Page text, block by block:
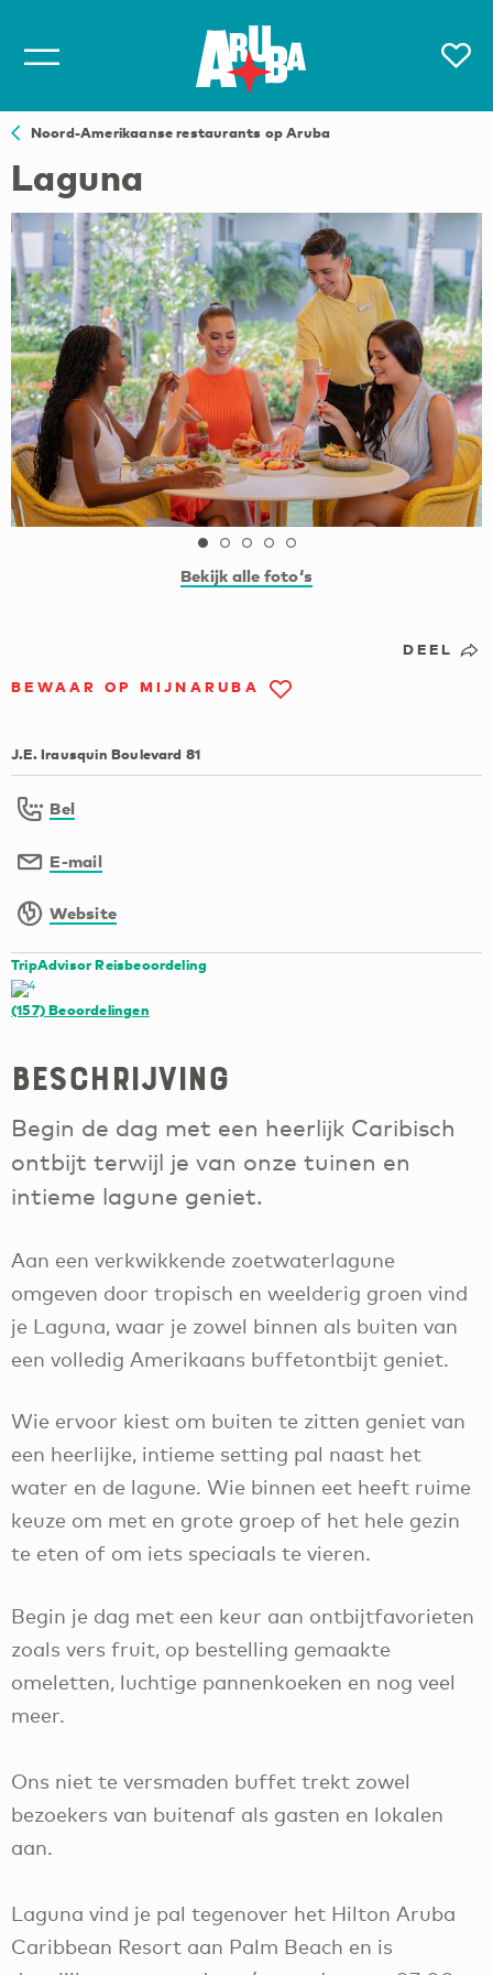
Noord-Amerikaanse restaurants op Aruba
Laguna
Bekijk alle foto‘s
DEEL
BEWAAR OP MIJNARUBA
J.E. Irausquin Boulevard 81
Bel
E-mail
Website
TripAdvisor Reisbeoordeling
(157)Beoordelingen
Beschrijving
Begin de dag met een heerlijk Caribisch
ontbijt terwijl je van onze tuinen en
intieme lagune geniet.
Aan een verkwikkende zoetwaterlagune
omgeven door tropisch en weelderig groen vind
je Laguna, waar je zowel binnen als buiten van
een volledig Amerikaans buffetontbijt geniet.
Wie ervoor kiest om buiten te zitten geniet van
een heerlijke, intieme setting pal naast het
water en de lagune. Wie binnen eet heeft ruime
keuze om met en grote groep of het hele gezin
te eten of om iets speciaals te vieren.
Begin je dag met een keur aan ontbijtfavorieten
zoals vers fruit, op bestelling gemaakte
omeletten, luchtige pannenkoeken en nog veel
meer.
Ons niet te versmaden buffet trekt zowel
bezoekers van buitenaf als gasten en lokalen
aan.
Laguna vind je pal tegenover het Hilton Aruba
Caribbean Resort aan Palm Beach en is